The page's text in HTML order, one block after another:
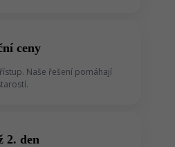
ceny
Naše řešení pomáhají
2. den